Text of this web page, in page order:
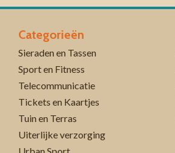
Categorieën
Sieraden en Tassen
Sport en Fitness
Telecommunicatie
Tickets en Kaartjes
Tuin en Terras
Uiterlijke verzorging
Urban Sport